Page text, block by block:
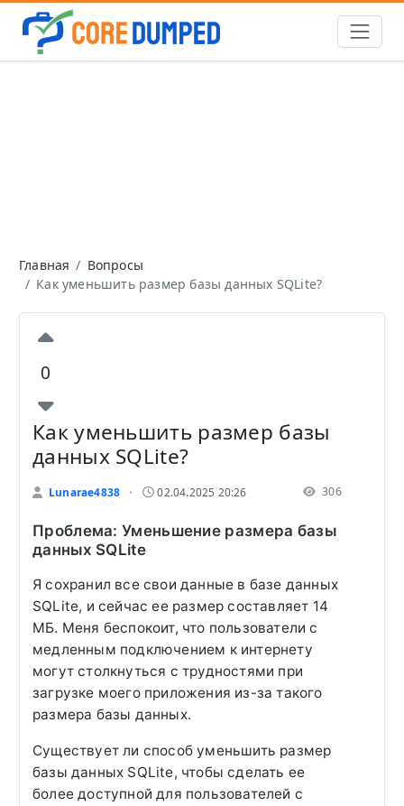
Главная
Вопросы
Как уменьшить размер базы данных SQLite?
0
Как уменьшить размер базы
данных SQLite?
Lunarae4838 • 02.04.2025 20:26 306
Проблема: Уменьшение размера базы
данных SQLite
Я сохранил все свои данные в базе данных
SQLite, и сейчас ее размер составляет 14
МБ. Меня беспокоит, что пользователи с
медленным подключением к интернету
могут столкнуться с трудностями при
загрузке моего приложения из-за такого
размера базы данных.
Существует ли способ уменьшить размер
базы данных SQLite, чтобы сделать ее
более доступной для пользователей с